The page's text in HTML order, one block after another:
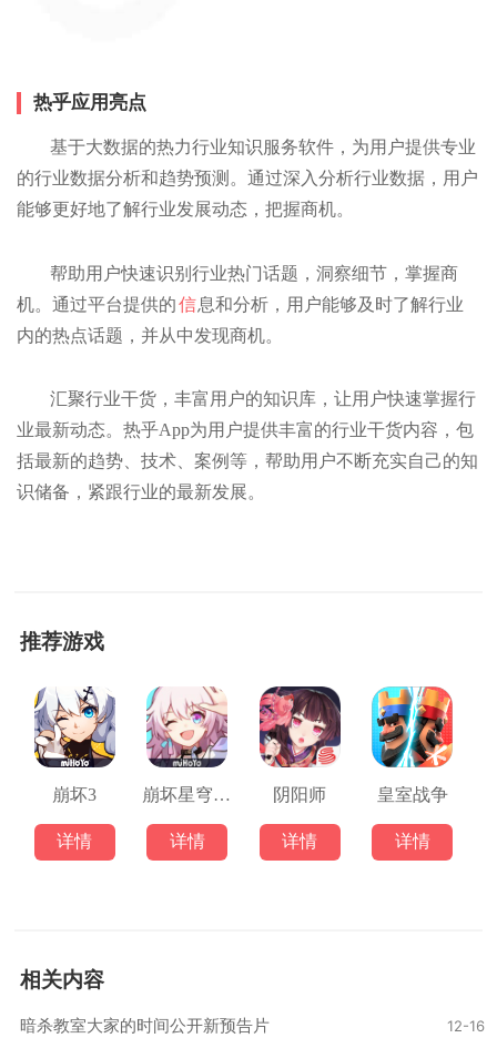
热乎应用亮点
基于大数据的热力行业知识服务软件，为用户提供专业
的行业数据分析和趋势预测。通过深入分析行业数据，用户
能够更好地了解行业发展动态，把握商机。
帮助用户快速识别行业热门话题，洞察细节，掌握商
机。通过平台提供的信息和分析，用户能够及时了解行业
内的热点话题，并从中发现商机。
汇聚行业干货，丰富用户的知识库，让用户快速掌握行
业最新动态。热乎App为用户提供丰富的行业干货内容，包
括最新的趋势、技术、案例等，帮助用户不断充实自己的知
识储备，紧跟行业的最新发展。
推荐游戏
崩坏3
详情
崩坏星穹铁道
详情
阴阳师
详情
皇室战争
详情
相关内容
暗杀教室大家的时间公开新预告片 12-16